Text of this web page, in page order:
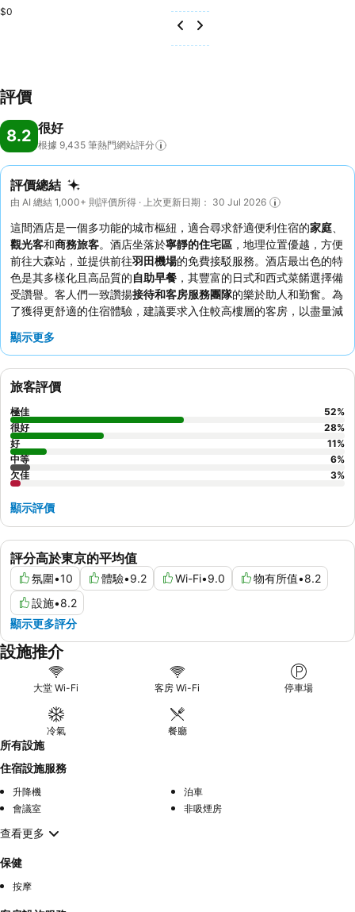
$0
評價
8.2 很好
根據 9,435 筆熱門網站評分
評價總結
由 AI 總結 1,000+ 則評價所得 · 上次更新日期： 30 Jul 2026
這間酒店是一個多功能的城市樞紐，適合尋求舒適便利住宿的家庭
觀光客和商務旅客。酒店坐落於寧靜的住宅區 ，地理位置優越，方便
前往大森站，並提供前往羽田機場的免費接駁服務。酒店最出色的特
色是其多樣化且高品質的自助早餐 ，其豐富的日式和西式菜餚選擇備
受讚譽。客人們一致讚揚接待和客房服務團隊的樂於助人和勤奮。為
了獲得更舒適的住宿體驗，建議要求入住較高樓層的客房，以盡量減
顯示更多
評分高於東京的平均值
氛圍•10 體驗•9.2 Wi-Fi•9.0 物有所值•8.2
設施•8.2
顯示更多評分
旅客評價
極佳 52%
很好
28%
好
11%
中等
6%
欠佳
3%
顯示評價
設施推介
大堂 Wi-Fi 客房 Wi-Fi 停車場
冷氣 餐廳
所有設施
住宿設施服務
升降機
泊車
會議室
非吸煙房
查看更多
保健
按摩